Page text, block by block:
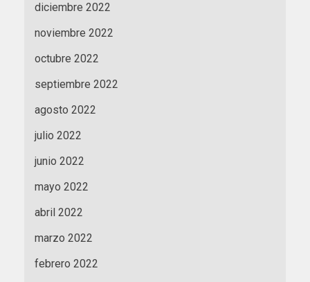
diciembre 2022
noviembre 2022
octubre 2022
septiembre 2022
agosto 2022
julio 2022
junio 2022
mayo 2022
abril 2022
marzo 2022
febrero 2022